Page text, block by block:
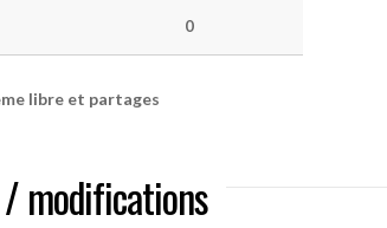
0
libre et partages
modifications